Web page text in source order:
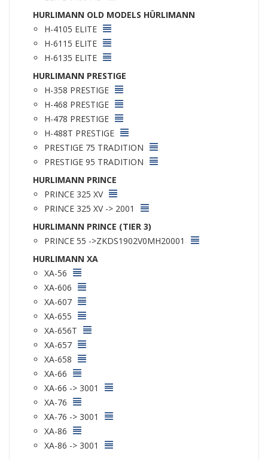
HURLIMANN OLD MODELS HÜRLIMANN
H-4105 ELITE
H-6115 ELITE
H-6135 ELITE
HURLIMANN PRESTIGE
H-358 PRESTIGE
H-468 PRESTIGE
H-478 PRESTIGE
H-488T PRESTIGE
PRESTIGE 75 TRADITION
PRESTIGE 95 TRADITION
HURLIMANN PRINCE
PRINCE 325 XV
PRINCE 325 XV -> 2001
HURLIMANN PRINCE (TIER 3)
PRINCE 55 ->ZKDS1902V0MH20001
HURLIMANN XA
XA-56
XA-606
XA-607
XA-655
XA-656T
XA-657
XA-658
XA-66
XA-66 -> 3001
XA-76
XA-76 -> 3001
XA-86
XA-86 -> 3001